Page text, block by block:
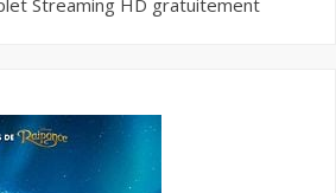
Streaming HD gratuitement